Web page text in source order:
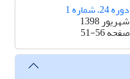
دوره 24، شماره 1
شهریور 1398
صفحه51-56